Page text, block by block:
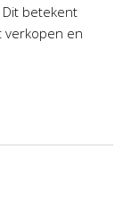
betekent
verkopen en